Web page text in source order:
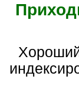
Хороший способ определения прихода - искать в